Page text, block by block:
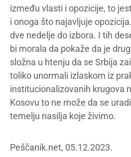
između vlasti i opozicije, to
i onoga što najavljuje
dve nedelje do izbora. I tih
bi morala da pokaže da je
složna u htenju da se Srbija
toliko unormali izlaskom iz
institucionalizovanih krugova
Kosovu to ne može da se
temelju nasilja koje živimo.
Peščanik.net, 05.12.2023.